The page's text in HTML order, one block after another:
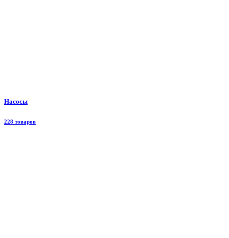
Насосы
228 товаров